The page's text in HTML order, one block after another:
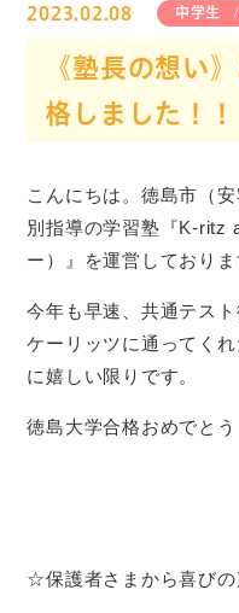
2023.02.08 中学生
《塾長の想い
格しました！！
こんにちは。徳島市（
別指導の学習塾『K-ritz
ー）』を運営しておりま
今年も早速、共通テス
ケーリッツに通ってく
に嬉しい限りです。
徳島大学合格おめでとう
☆保護者さまから喜び